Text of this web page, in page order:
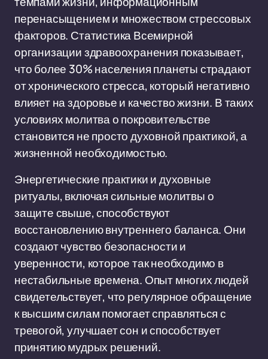
перенасыщением и множеством стрессовых
факторов. Статистика Всемирной
организации здравоохранения показывает,
что более 30% населения планеты страдают
от хронического стресса, который негативно
влияет на здоровье и качество жизни. В таких
условиях молитва о покровительстве
становится не просто духовной практикой, а
жизненной необходимостью.
Энергетические практики и духовные
ритуалы, включая сильные молитвы о
защите свыше, способствуют
восстановлению внутреннего баланса. Они
создают чувство безопасности и
уверенности, которое так необходимо в
нестабильные времена. Опыт многих людей
свидетельствует, что регулярное обращение
к высшим силам помогает справляться с
тревогой, улучшает сон и способствует
принятию мудрых решений.